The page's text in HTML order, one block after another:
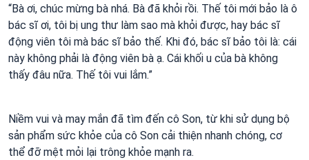
“Bà ơi, chúc mừng bà nhá. Bà đã khỏi rồi. Thế tôi mới bảo là ô
bác sĩ ơi, tôi bị ung thư làm sao mà khỏi được, hay bác sĩ
động viên tôi mà bác sĩ bảo thế. Khi đó, bác sĩ bảo tôi là: cái
này không phải là động viên bà ạ. Cái khối u của bà không
thấy đâu nữa. Thế tôi vui lắm.”
Niềm vui và may mắn đã tìm đến cô Son, từ khi sử dụng bộ
sản phẩm sức khỏe của cô Son cải thiện nhanh chóng, cơ
thể đỡ mệt mỏi lại trông khỏe mạnh ra.